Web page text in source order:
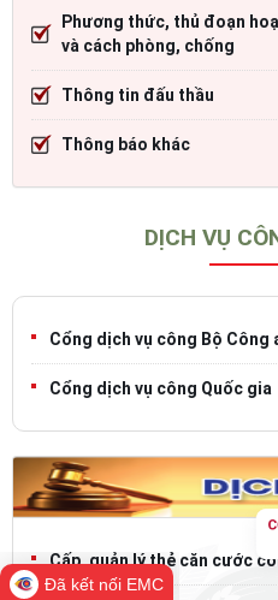
Phương thức, thủ đoạn
và cách phòng, chống
Thông tin đấu thầu
Thông báo khác
DỊCH VỤ
Cổng dịch vụ công Bộ Công
Cổng dịch vụ công Quốc gia
Cấp, quản lý thẻ căn cước
Đã kết nối EMC